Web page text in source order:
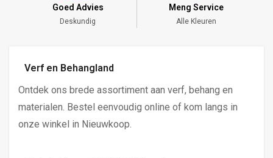
Goed Advies
Deskundig
Meng Service
Alle Kleuren
Verf en Behangland
Ontdek ons brede assortiment aan verf, behang en
materialen. Bestel eenvoudig online of kom langs in
onze winkel in Nieuwkoop.